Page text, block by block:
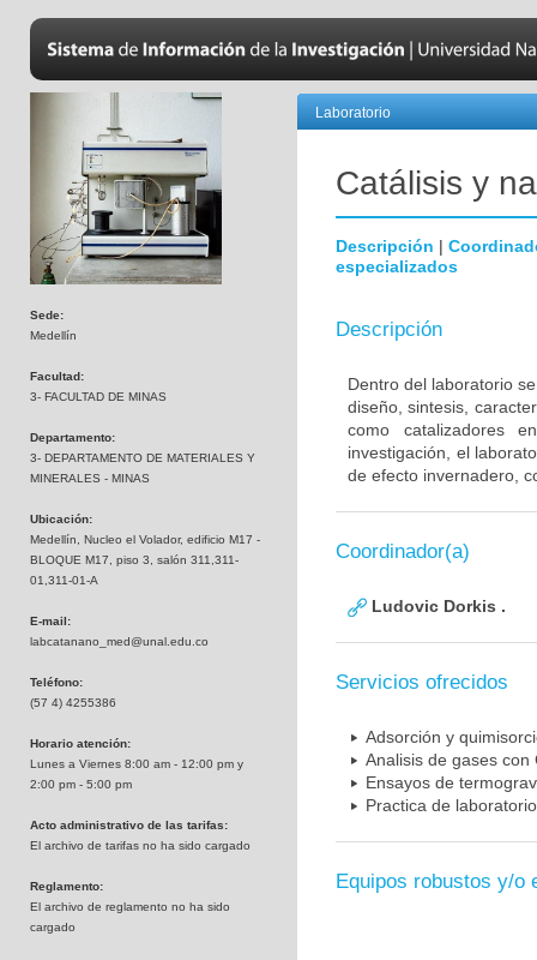
Sede:
Medellín
Facultad:
3- FACULTAD DE MINAS
Departamento:
3- DEPARTAMENTO DE MATERIALES Y
MINERALES - MINAS
Ubicación:
Medellín, Nucleo el Volador, edificio M17 -
BLOQUE M17, piso 3, salón 311,311-
01,311-01-A
E-mail:
labcatanano_med@unal.edu.co
Teléfono:
(57 4) 4255386
Horario atención:
Lunes a Viernes 8:00 am - 12:00 pm y
2:00 pm - 5:00 pm
Acto administrativo de las tarifas:
El archivo de tarifas no ha sido cargado
Reglamento:
El archivo de reglamento no ha sido
cargado
Laboratorio
Catálisis y
Descripción |
especializados
Descripción
Dentro del laboratorio
diseño, sintesis,
como catalizadores
investigación, el
de efecto invernadero,
Coordinador(a)
Ludovic Dorkis .
Servicios ofrecidos
Adsorción y
Analisis de gases
Ensayos de
Practica de
Equipos robustos y/o